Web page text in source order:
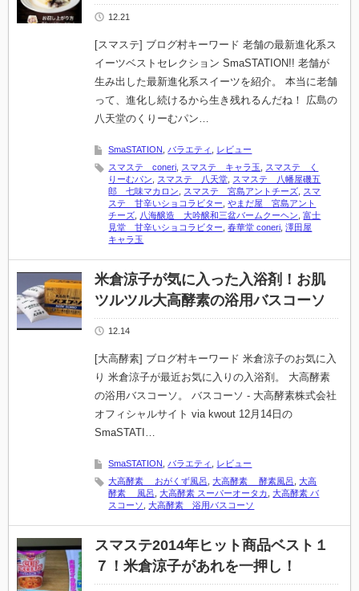
12.21
[スマステ] ブログ村キーワード 老舗の最新進化系ス
イーツベストセレクション SmaSTATION!! 老舗が
生み出した最新進化系スイーツを紹介。 本当に老舗
って、進化し続けるから生き残れるんだね！ 広島の
八天堂のくりーむパン…
SmaSTATION バラエティ
レビュー
スマステ coneri スマステ キャラ玉
スマステ く
りーむパン
スマステ 八天堂 スマステ 八幡屋磯五
郎 七味マカロン
スマステ 宮島アントチーズ スマ
ステ 甘辛いショコラビター ,やまだ屋 宮島アント
チーズ
八海醸造 大吟醸和三盆バームクーヘン ,富士
見堂 甘辛いショコラビター ,春華堂 coneri ,澤田屋
キャラ玉
米倉涼子が気に入った入浴剤！お肌
ツルツル大高酵素の浴用バスコーソ
12.14
[大高酵素] ブログ村キーワード 米倉涼子のお気に入
り 米倉涼子が最近お気に入りの入浴剤。 大高酵素
の浴用バスコーソ。 バスコーソ - 大高酵素株式会社
オフィシャルサイト via kwout 12月14日の
SmaSTATI…
SmaSTATION バラエティ
レビュー
大高酵素 おがくず風呂 ,大高酵素 酵素風呂 ,大高
酵素 風呂 ,大高酵素 スーパーオータカ ,大高酵素 バ
スコーソ ,大高酵素 浴用バスコーソ
スマステ2014年ヒット商品ベスト１
７！米倉涼子があれを一押し！